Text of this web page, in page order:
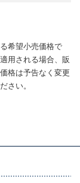
希望小売価格で
用される場合、販
格は予告なく変更
さい。